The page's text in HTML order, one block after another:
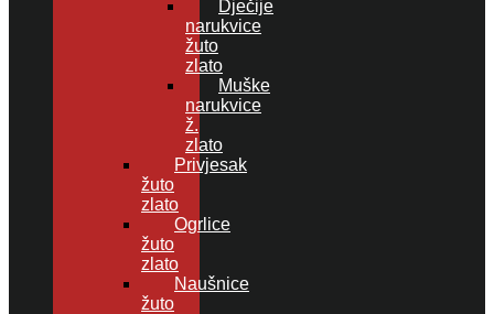
Dječije
narukvice
žuto
zlato
Muške
narukvice
ž.
zlato
Privjesak
žuto
zlato
Ogrlice
žuto
zlato
Naušnice
žuto